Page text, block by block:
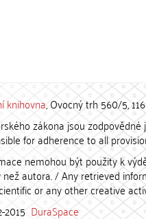
knihovna, Ovocný trh 560/5,
zákona jsou
for adherence to all
nemohou být použity k
autora. / Any retrieved
or any other creative
DuraSpace